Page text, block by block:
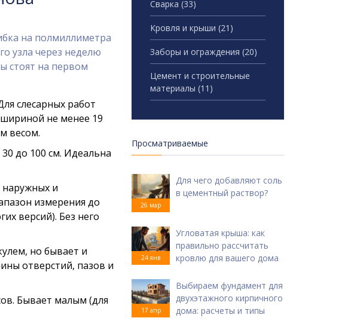
на полмиллиметра
узла через неделю
стоят на первом
слесарных работ
не менее 19
весом.
до 100 см. Идеальна
наружных и
измерения до
версий). Без него
но бывает и
отверстий, пазов и
Бывает малым (для
Сварка (33)
Кровля и крыши (21)
Заборы и ограждения (20)
Цемент и строительные
материалы (11)
Просматриваемые
26 мар
Для чего добавляют соль
в цементный раствор?
24 янв
Угловатая крыша: как
правильно рассчитать
кровлю для вашего дома
17 апр
Выбираем фундамент для
двухэтажного кирпичного
дома: расчеты и типы